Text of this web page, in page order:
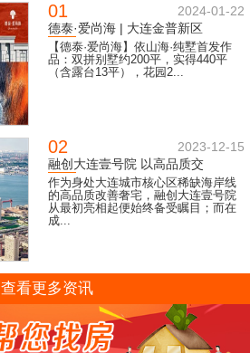
01
2024-01-22
德泰·爱尚海 | 大连金普新区
【德泰·爱尚海】依山海·纯墅首发作
品：双拼别墅约200平，实得440平
（含露台13平），花园2...
02
2023-12-15
融创大连壹号院 以高品质交
作为身处大连城市核心区稀缺海岸线
的高品质改善奢宅，融创大连壹号院
从最初亮相起便始终备受瞩目；而在
成...
查看更多资讯